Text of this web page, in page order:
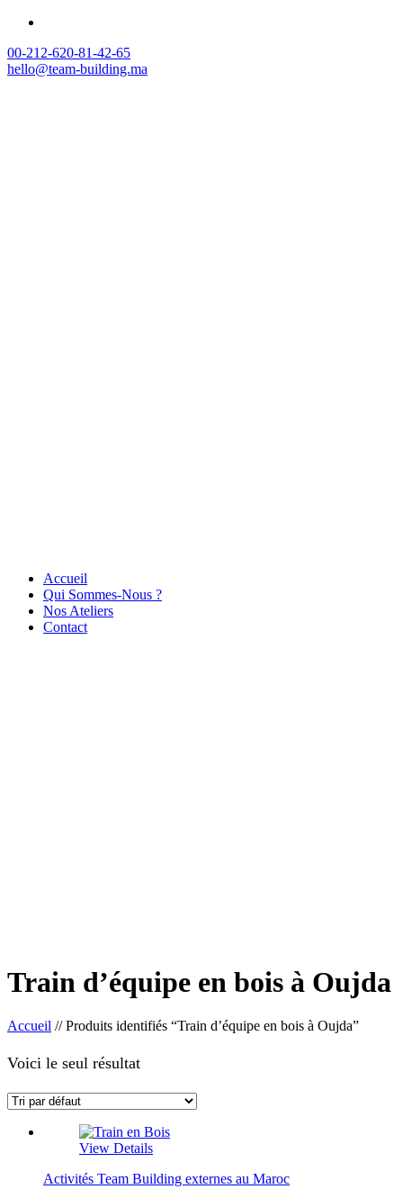
00-212-620-81-42-65
hello@team-building.ma
Accueil
Qui Sommes-Nous ?
Nos Ateliers
Contact
Train d’équipe en bois à Oujda
Accueil //Produits identifiés “Train d’équipe en bois à Oujda”
Voici le seul résultat
View Details
Activités Team Building externes au Maroc